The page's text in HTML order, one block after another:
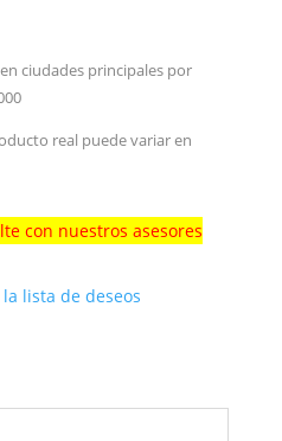
ciudades principales por
real puede variar en
con nuestros asesores
lista de deseos